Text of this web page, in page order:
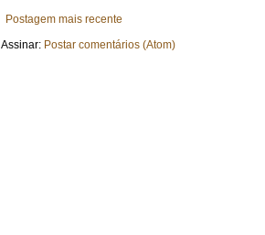
Postagem mais recente
Assinar: Postar comentários (Atom)